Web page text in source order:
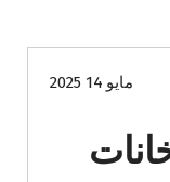
مايو 14 2025